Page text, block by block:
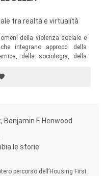
tra realtà e virtualità
della violenza sociale e
integrano approcci della
della sociologia, della
Benjamin F. Henwood
le storie
percorso dell’Housing First